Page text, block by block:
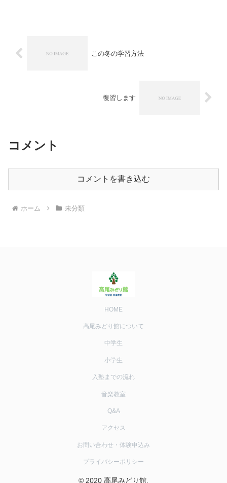
この冬の学習方法
復習します
コメント
コメントを書き込む
ホーム 未分類
HOME
高尾みどり館について
中学生
小学生
入塾までの流れ
音楽教室
Q&A
アクセス
お問い合わせ・体験申込み
プライバシーポリシー
© 2020 高尾みどり館.